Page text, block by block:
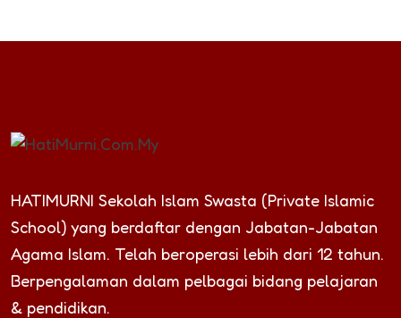
HATIMURNI Sekolah Islam Swasta (Private Islamic
School) yang berdaftar dengan Jabatan-Jabatan
Agama Islam. Telah beroperasi lebih dari 12 tahun.
Berpengalaman dalam pelbagai bidang pelajaran
& pendidikan.